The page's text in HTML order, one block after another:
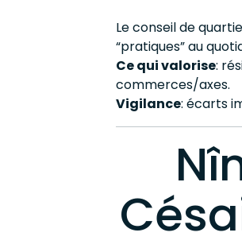
Le conseil de
“pratiques” au
Ce qui valorise:
commerces/axes.
Vigilance: écarts